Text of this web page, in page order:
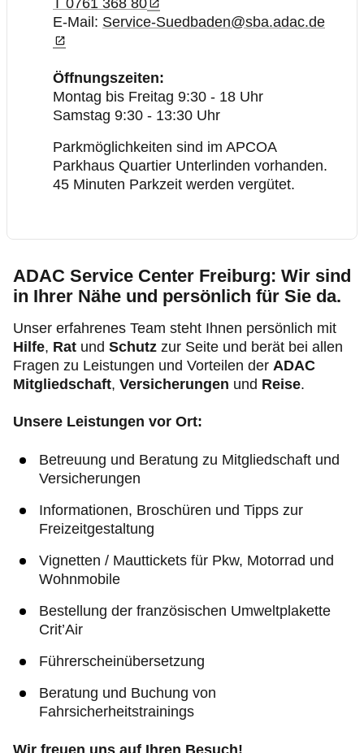
T 0761 368 80
E-Mail: Service-Suedbaden@sba.adac.de
Öffnungszeiten:
Montag bis Freitag 9:30 - 18 Uhr
Samstag 9:30 - 13:30 Uhr
Parkmöglichkeiten sind im APCOA
Parkhaus Quartier Unterlinden vorhanden.
45 Minuten Parkzeit werden vergütet.
ADAC Service Center Freiburg: Wir sind
in Ihrer Nähe und persönlich für Sie da.
Unser erfahrenes Team steht Ihnen persönlich mit
Hilfe, Rat und Schutz zur Seite und berät bei allen
Fragen zu Leistungen und Vorteilen der ADAC
Mitgliedschaft, Versicherungen und Reise.
Unsere Leistungen vor Ort:
Betreuung und Beratung zu Mitgliedschaft und
Versicherungen
Informationen, Broschüren und Tipps zur
Freizeitgestaltung
Vignetten / Mauttickets für Pkw, Motorrad und
Wohnmobile
Bestellung der französischen Umweltplakette
Crit’Air
Führerscheinübersetzung
Beratung und Buchung von
Fahrsicherheitstrainings
Wir freuen uns auf Ihren Besuch!